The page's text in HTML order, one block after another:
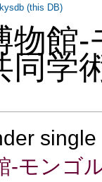
物館
同学
-モンゴ
(this DB)